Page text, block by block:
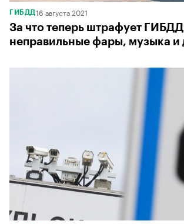
ГИБДД 16 августа 2021
За что теперь штрафует
неправильные фары, музыка и